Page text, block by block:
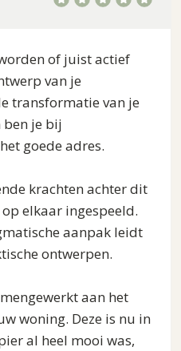
of juist actief
van je
transformatie van je
ben je bij
goede adres.
krachten achter dit
elkaar ingespeeld.
aanpak leidt
ontwerpen.
aan het
woning. Deze is nu in
al heel mooi was,